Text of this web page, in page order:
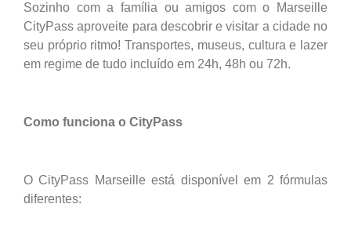
Sozinho com a família ou amigos com o Marseille
CityPass aproveite para descobrir e visitar a cidade no
seu próprio ritmo! Transportes, museus, cultura e lazer
em regime de tudo incluído em 24h, 48h ou 72h.
Como funciona o CityPass
O CityPass Marseille está disponível em 2 fórmulas
diferentes: